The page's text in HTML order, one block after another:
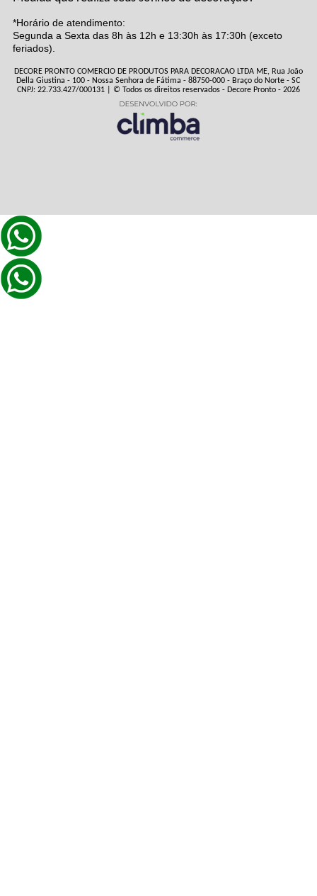
*Horário de atendimento:
Segunda a Sexta das 8h às 12h e 13:30h às 17:30h (exceto
feriados).
DECORE PRONTO COMERCIO DE PRODUTOS PARA DECORACAO LTDA ME, Rua João
Della Giustina - 100 - Nossa Senhora de Fátima - 88750-000 - Braço do Norte - SC
CNPJ: 22.733.427/000131 | © Todos os direitos reservados - Decore Pronto - 2026